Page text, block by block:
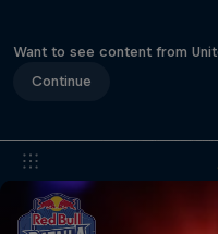
Want to see content from
Continue